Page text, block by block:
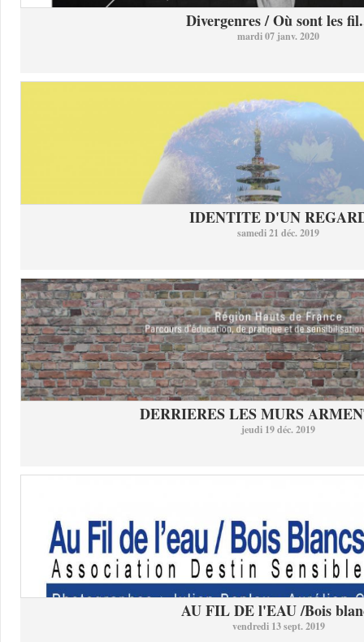
Divergenres / Où sont les
mardi 07 janv. 2020
IDENTITE D'UN
samedi 21 déc. 2019
DERRIERES LES MURS
jeudi 19 déc. 2019
AU FIL DE l'EAU /Bois
vendredi 13 sept. 2019